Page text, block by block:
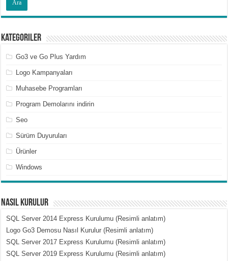
Kategoriler
Go3 ve Go Plus Yardım
Logo Kampanyaları
Muhasebe Programları
Program Demolarını indirin
Seo
Sürüm Duyuruları
Ürünler
Windows
Nasıl Kurulur
SQL Server 2014 Express Kurulumu (Resimli anlatım)
Logo Go3 Demosu Nasıl Kurulur (Resimli anlatım)
SQL Server 2017 Express Kurulumu (Resimli anlatım)
SQL Server 2019 Express Kurulumu (Resimli anlatım)